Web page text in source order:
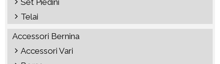
Telai
Accessori Bernina
Accessori Vari